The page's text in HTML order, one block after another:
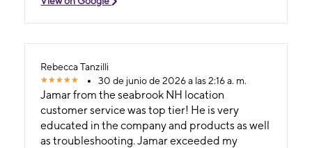
Rebecca Tanzilli
30 de junio de 2026 a las 2:16 a. m.
Jamar from the seabrook NH location
customer service was top tier! He is very
educated in the company and products as well
as troubleshooting. Jamar exceeded my